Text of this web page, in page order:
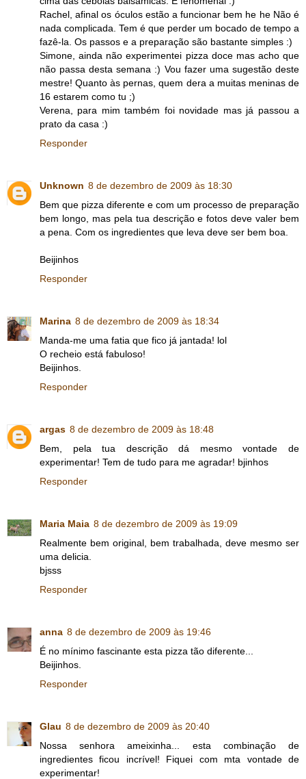
Rachel, afinal os óculos estão a funcionar bem he he Não é
nada complicada. Tem é que perder um bocado de tempo a
fazê-la. Os passos e a preparação são bastante simples :)
Simone, ainda não experimentei pizza doce mas acho que
não passa desta semana :) Vou fazer uma sugestão deste
mestre! Quanto às pernas, quem dera a muitas meninas de
16 estarem como tu ;)
Verena, para mim também foi novidade mas já passou a
prato da casa :)
Responder
Unknown 8 de dezembro de 2009 às 18:30
Bem que pizza diferente e com um processo de preparação
bem longo, mas pela tua descrição e fotos deve valer bem
a pena. Com os ingredientes que leva deve ser bem boa.
Beijinhos
Responder
Marina 8 de dezembro de 2009 às 18:34
Manda-me uma fatia que fico já jantada! lol
O recheio está fabuloso!
Beijinhos.
Responder
argas 8 de dezembro de 2009 às 18:48
Bem, pela tua descrição dá mesmo vontade de
experimentar! Tem de tudo para me agradar! bjinhos
Responder
Maria Maia 8 de dezembro de 2009 às 19:09
Realmente bem original, bem trabalhada, deve mesmo ser
uma delicia.
bjsss
Responder
anna 8 de dezembro de 2009 às 19:46
É no mínimo fascinante esta pizza tão diferente...
Beijinhos.
Responder
Glau 8 de dezembro de 2009 às 20:40
Nossa senhora ameixinha... esta combinação de
ingredientes ficou incrível! Fiquei com mta vontade de
experimentar!